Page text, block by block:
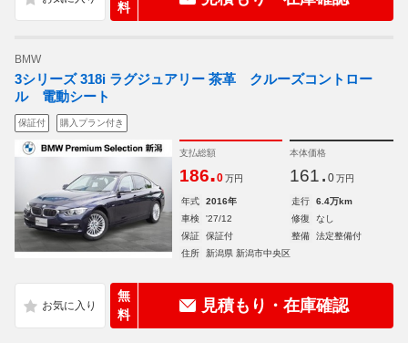
料
BMW
3シリーズ 318i ラグジュアリー 茶革 クルーズコントロー
ル 電動シート
保証付 購入プラン付き
支払総額
186.0 万円
本体価格
161. 0 万円
年式 2016年 走行
6.4万km
車検
'27/12 修復
なし
保証
保証付 整備
法定整備付
住所
新潟県 新潟市中央区
無
料
見積もり・在庫確認